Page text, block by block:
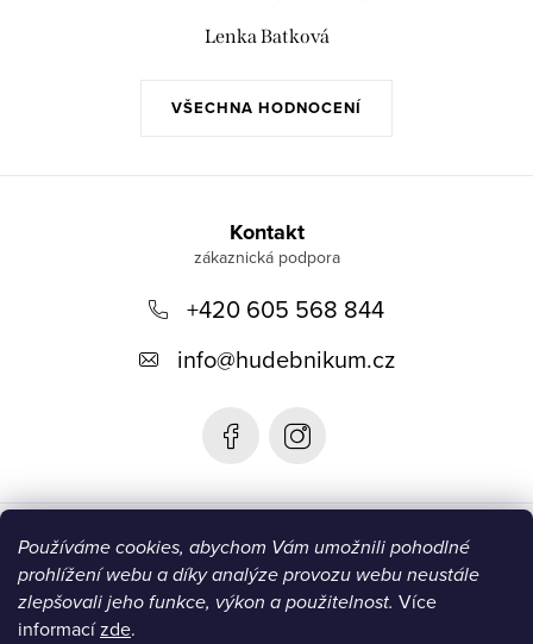
Používáme cookies, abychom Vám umožnili pohodlné
prohlížení webu a díky analýze provozu webu neustále
zlepšovali jeho funkce, výkon a použitelnost. Více
informacízde.
VŠECHNA HODNOCENÍ
Lenka Batková
Kontakt
+420 605 568 844
info@hudebnikum.cz
Informace
Blog